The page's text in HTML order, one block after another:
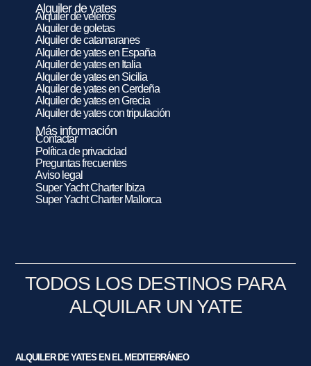
Alquiler de yates
Alquiler de veleros
Alquiler de goletas
Alquiler de catamaranes
Alquiler de yates en España
Alquiler de yates en Italia
Alquiler de yates en Sicilia
Alquiler de yates en Cerdeña
Alquiler de yates en Grecia
Alquiler de yates con tripulación
Más información
Contactar
Política de privacidad
Preguntas frecuentes
Aviso legal
Super Yacht Charter Ibiza
Super Yacht Charter Mallorca
TODOS LOS DESTINOS PARA
ALQUILAR UN YATE
ALQUILER DE YATES EN EL MEDITERRÁNEO